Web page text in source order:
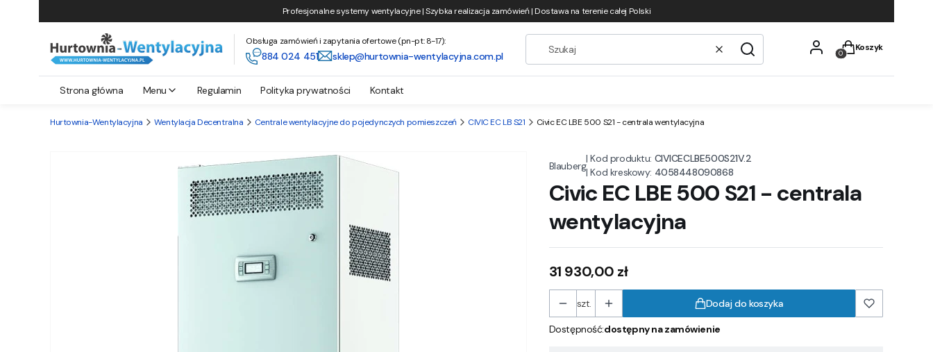
Profesjonalne systemy wentylacyjne | Szybka realizacja zamówień | Dostawa na terenie całej Polski
Obsługa zamówień i zapytania ofertowe (pn-pt: 8-17):
884 024 451 sklep@hurtownia-wentylacyjna.com.pl WyczyśćSzukaj
Produkty w
Koszyk
Strona główna Menu Regulamin Polityka prywatności Kontakt
Hurtownia-Wentylacyjna Wentylacja Decentralna Centrale wentylacyjne do pojedynczych pomieszczeń CIVIC EC LB S21 Civic EC LBE 500 S21 - centrala wentylacyjna
Blauberg
|Kod produktu: CIVICECLBE500S21V.2
|Kod kreskowy: 4058448090868
Civic EC LBE 500 S21 - centrala
wentylacyjna
Cena
31 930,00 zł
szt. Dodaj do koszyka
Dostępność:dostępny na zamówienie